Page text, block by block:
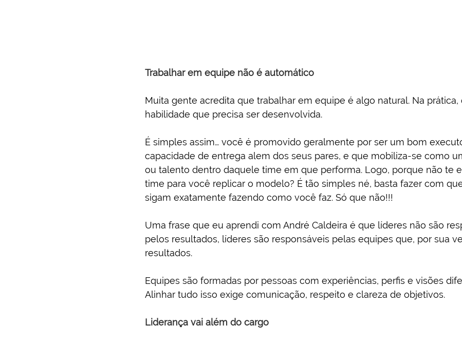
Trabalhar em equipe não é automático
Muita gente acredita que trabalhar em equipe é algo natural. Na prática,
habilidade que precisa ser desenvolvida.
É simples assim… você é promovido geralmente por ser um bom
capacidade de entrega alem dos seus pares, e que mobiliza-se como
ou talento dentro daquele time em que performa. Logo, porque não te
time para você replicar o modelo? É tão simples né, basta fazer com
sigam exatamente fazendo como você faz. Só que não!!!
Uma frase que eu aprendi com André Caldeira é que líderes não são
pelos resultados, líderes são responsáveis pelas equipes que, por sua
resultados.
Equipes são formadas por pessoas com experiências, perfis e visões
Alinhar tudo isso exige comunicação, respeito e clareza de objetivos.
Liderança vai além do cargo